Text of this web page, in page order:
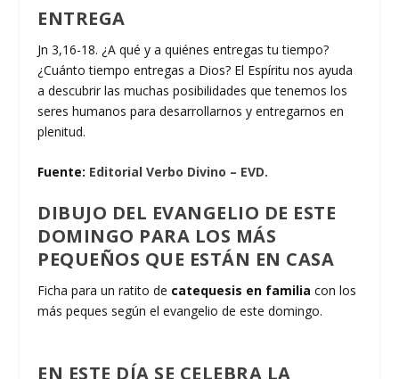
ENTREGA
Jn 3,16-18. ¿A qué y a quiénes entregas tu tiempo?
¿Cuánto tiempo entregas a Dios? El Espíritu nos ayuda
a descubrir las muchas posibilidades que tenemos los
seres humanos para desarrollarnos y entregarnos en
plenitud.
Fuente: Editorial Verbo Divino – EVD.
DIBUJO DEL EVANGELIO DE ESTE
DOMINGO PARA LOS MÁS
PEQUEÑOS QUE ESTÁN EN CASA
Ficha para un ratito de catequesis en familia con los
más peques según el evangelio de este domingo.
EN ESTE DÍA SE CELEBRA LA